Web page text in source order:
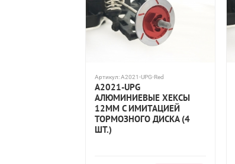
Артикул:A2021-UPG-Red
A2021-UPG
АЛЮМИНИЕВЫЕ ХЕКСЫ
12ММ С ИМИТАЦИЕЙ
ТОРМОЗНОГО ДИСКА (4
ШТ.)